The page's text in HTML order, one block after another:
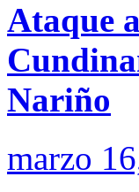
Ataque
Nariño
marzo